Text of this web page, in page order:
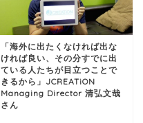
「海外に出たくなければ出な
ければ良い、その分すでに出
ている人たちが目立つことで
きるから」JCREATiON
Managing Director 清弘文哉
さん